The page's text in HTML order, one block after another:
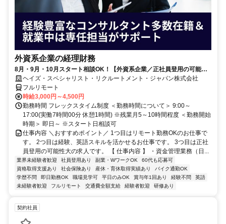
外資系企業の経理財務
8月・9月・10月スタート相談OK！【外資系企業／正社員登用の可能性
大／700万～800万／リモート勤務OK】経理財務
ヘイズ・スペシャリスト・リクルートメント・ジャパン株式会社
フルリモート
時給3,000円～4,500円
勤務時間 フレックスタイム制度 ＜勤務時間について＞ 9:00～
17:00(実働7時間00分 休憩1時間) ※残業月5～10時間程度 ＜勤務開始
時期＞ 即日～ ※スタート日相談可
仕事内容 ＼おすすめポイント／ 1つ目はリモート勤務OKのお仕事で
す。 2つ目は経験、英語スキルを活かせるお仕事です。 3つ目は正社
員登用の可能性大の求人です。 【 仕事内容 】 ・資金管理業務（日...
業界未経験者歓迎 社員登用あり 副業・WワークOK
60代も応募可
資格取得支援あり
社会保険あり 産休・育休取得実績あり
バイク通勤OK
学歴不問
即日勤務OK 職場見学可 平日のみOK 賞与年1回あり 経験不問
英語
未経験者歓迎
フルリモート 交通費全額支給 経験者歓迎 研修あり
契約社員